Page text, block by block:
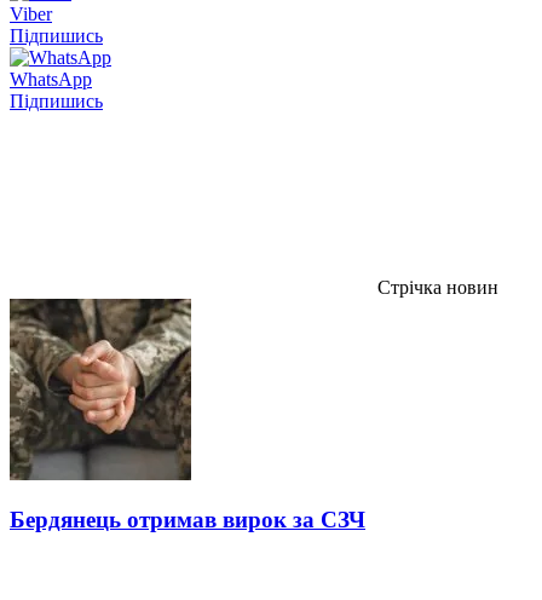
Viber
Підпишись
WhatsApp
Підпишись
Стрічка новин
Бердянець отримав вирок за СЗЧ